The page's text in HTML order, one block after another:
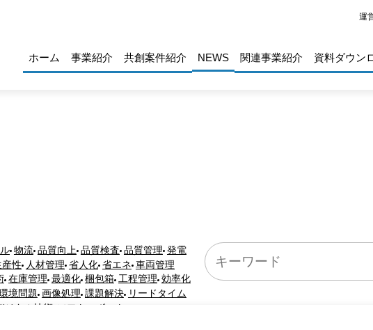
運
ホーム 事業紹介 共創案件紹介 NEWS 関連事業紹介 資料ダウン
物流 品質向上 品質検査 品質管理 発電
産性 人材管理 省人化 省エネ 車両管理
在庫管理 最適化 梱包箱 工程管理 効率化
境問題 画像処理 課題解決 リードタイム
ジタル技術 ソフトロボット